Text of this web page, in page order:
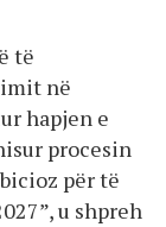
të
në
hapjen e
procesin
për të
u shpreh